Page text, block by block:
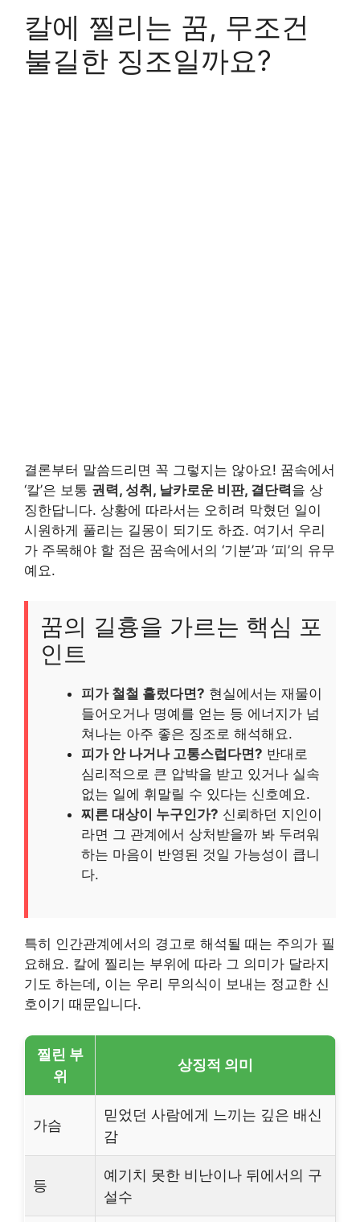
칼에 찔리는 꿈, 무조건
불길한 징조일까요?
결론부터 말씀드리면 꼭 그렇지는 않아요! 꿈속에서
‘칼’은 보통 권력, 성취, 날카로운 비판, 결단력을 상
징한답니다. 상황에 따라서는 오히려 막혔던 일이
시원하게 풀리는 길몽이 되기도 하죠. 여기서 우리
가 주목해야 할 점은 꿈속에서의 ‘기분’과 ‘피’의 유무
예요.
꿈의 길흉을 가르는 핵심 포
인트
피가 철철 흘렀다면? 현실에서는 재물이
들어오거나 명예를 얻는 등 에너지가 넘
쳐나는 아주 좋은 징조로 해석해요.
피가 안 나거나 고통스럽다면? 반대로
심리적으로 큰 압박을 받고 있거나 실속
없는 일에 휘말릴 수 있다는 신호예요.
찌른 대상이 누구인가? 신뢰하던 지인이
라면 그 관계에서 상처받을까 봐 두려워
하는 마음이 반영된 것일 가능성이 큽니
다.
특히 인간관계에서의 경고로 해석될 때는 주의가 필
요해요. 칼에 찔리는 부위에 따라 그 의미가 달라지
기도 하는데, 이는 우리 무의식이 보내는 정교한 신
호이기 때문입니다.
찔린 부
위
상징적 의미
가슴
믿었던 사람에게 느끼는 깊은 배신
감
등
예기치 못한 비난이나 뒤에서의 구
설수